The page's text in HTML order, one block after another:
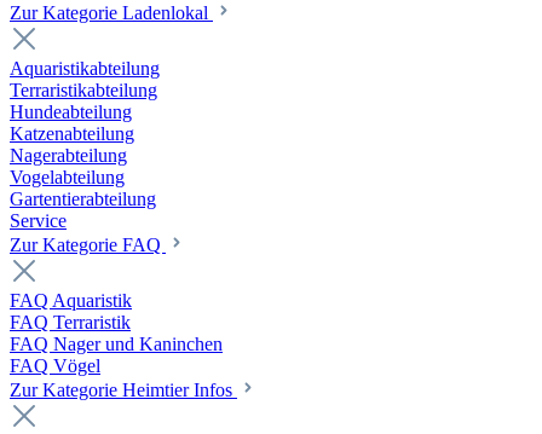
Zur Kategorie Ladenlokal
Aquaristikabteilung
Terraristikabteilung
Hundeabteilung
Katzenabteilung
Nagerabteilung
Vogelabteilung
Gartentierabteilung
Service
Zur Kategorie FAQ
FAQ Aquaristik
FAQ Terraristik
FAQ Nager und Kaninchen
FAQ Vögel
Zur Kategorie Heimtier Infos